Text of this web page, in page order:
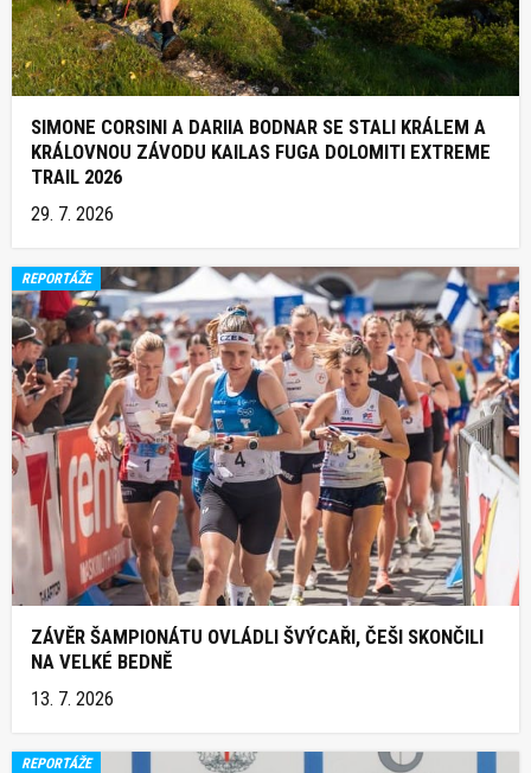
SIMONE CORSINI A DARIIA BODNAR SE STALI KRÁLEM A
KRÁLOVNOU ZÁVODU KAILAS FUGA DOLOMITI EXTREME
TRAIL 2026
29. 7. 2026
REPORTÁŽE
ZÁVĚR ŠAMPIONÁTU OVLÁDLI ŠVÝCAŘI, ČEŠI SKONČILI
NA VELKÉ BEDNĚ
13. 7. 2026
REPORTÁŽE